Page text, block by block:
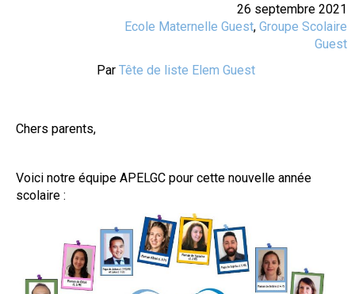
26 septembre 2021
Ecole Maternelle Guest, Groupe Scolaire
Guest
Par Tête de liste Elem Guest
Chers parents,
Voici notre équipe APELGC pour cette nouvelle année
scolaire :